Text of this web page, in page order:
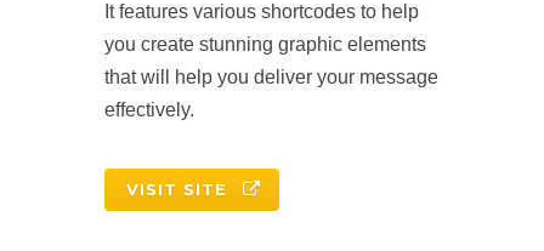
It features various shortcodes to help
you create stunning graphic elements
that will help you deliver your message
effectively.
VISIT SITE